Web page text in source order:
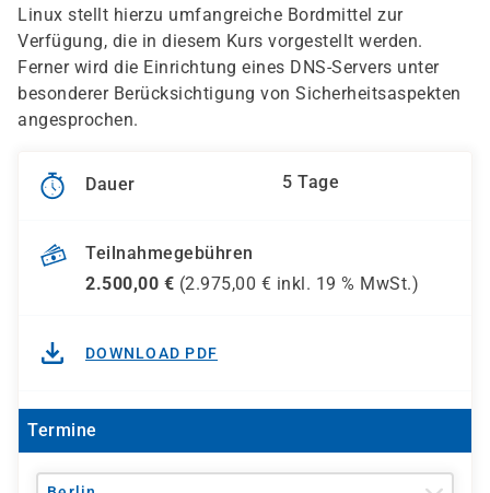
Linux stellt hierzu umfangreiche Bordmittel zur
Verfügung, die in diesem Kurs vorgestellt werden.
Ferner wird die Einrichtung eines DNS-Servers unter
besonderer Berücksichtigung von Sicherheitsaspekten
angesprochen.
Dauer 5 Tage
Teilnahmegebühren
2.500,00 € (2.975,00 € inkl. 19 % MwSt.)
DOWNLOAD PDF
Termine